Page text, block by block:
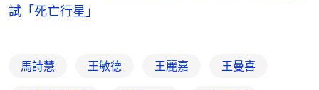
試「死亡行星」
馬詩慧 王敏德 王麗嘉 王曼喜